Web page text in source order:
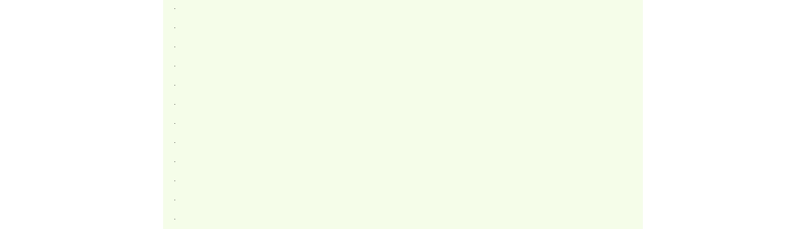
.
.
.
.
.
.
.
.
.
.
.
.